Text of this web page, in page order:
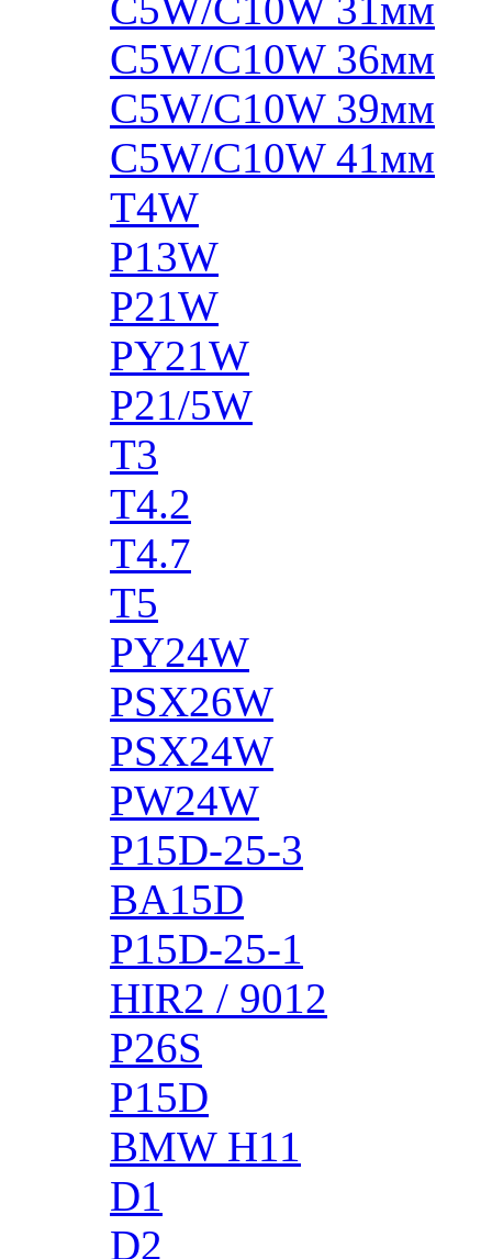
C5W/C10W 36мм
C5W/C10W 39мм
C5W/C10W 41мм
T4W
P13W
P21W
PY21W
P21/5W
T3
T4.2
T4.7
T5
PY24W
PSX26W
PSX24W
PW24W
P15D-25-3
BA15D
P15D-25-1
HIR2 / 9012
P26S
P15D
BMW H11
D1
D2